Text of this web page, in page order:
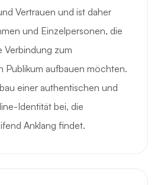
Vertrauen und ist daher
und Einzelpersonen, die
Verbindung zum
Publikum aufbauen möchten.
einer authentischen und
Identität bei, die
Anklang findet.